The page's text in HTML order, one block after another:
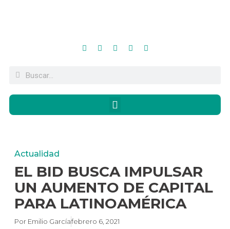
Actualidad
EL BID BUSCA IMPULSAR
UN AUMENTO DE CAPITAL
PARA LATINOAMÉRICA
Por Emilio Garcíafebrero 6, 2021